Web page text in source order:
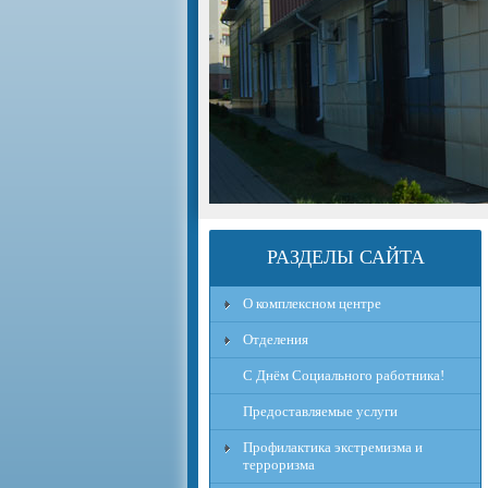
РАЗДЕЛЫ САЙТА
О комплексном центре
Отделения
С Днём Социального работника!
Предоставляемые услуги
Профилактика экстремизма и
терроризма